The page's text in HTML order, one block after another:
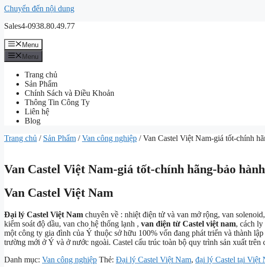
Chuyển đến nội dung
Sales4-0938.80.49.77
Menu
Menu
Trang chủ
Sản Phẩm
Chính Sách và Điều Khoản
Thông Tin Công Ty
Liên hệ
Blog
Trang chủ / Sản Phẩm /Van công nghiệp / Van Castel Việt Nam-giá tốt-chính
Van Castel Việt Nam-giá tốt-chính hãng-bảo
Van Castel Việt Nam
Đại lý Castel Việt Nam chuyên về : nhiệt điện tử và van mở rộng, van
kiểm soát độ dầu, van cho hệ thống lạnh , van điện từ Castel việt nam, cách ly
một công ty gia đình của Ý thuộc sở hữu 100% vốn đang phát triển và thành
trường mới ở Ý và ở nước ngoài. Castel cấu trúc toàn bộ quy trình sản xuất
Danh mục: Van công nghiệp Thẻ: Đại lý Castel Việt Nam, đại lý Castel tại Việt